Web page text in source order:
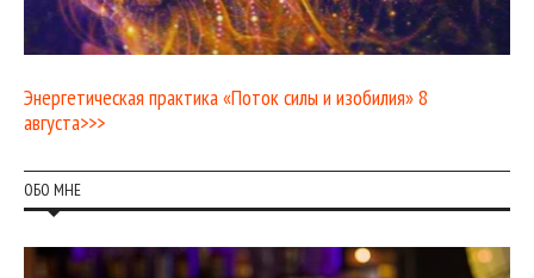
Энергетическая практика «Поток силы и изобилия» 8
августа>>>
ОБО МНЕ